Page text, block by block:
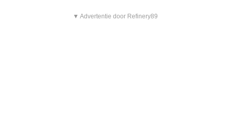
▼ Advertentie door Refinery89